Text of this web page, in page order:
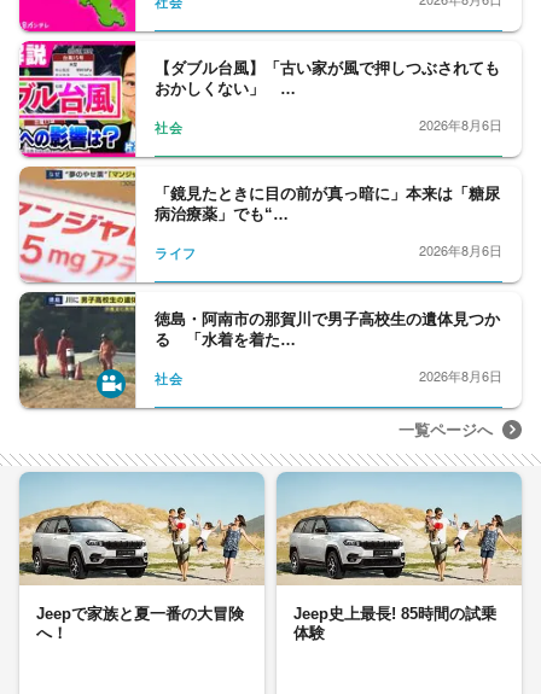
【ダブル台風】「古い家が風で押しつぶされても
おかしくない」 …
社会 2026年8月6日
「鏡見たときに目の前が真っ暗に」本来は「糖尿
病治療薬」でも“…
ライフ 2026年8月6日
徳島・阿南市の那賀川で男子高校生の遺体見つか
る 「水着を着た…
社会 2026年8月6日
一覧ページへ
Jeepで家族と夏一番の大冒険
へ！
Jeep史上最長! 85時間の試乗
体験